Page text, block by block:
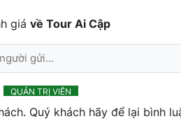
giá về Tour Ai Cập
QUẢN TRỊ VIÊN
Quý khách hãy để lại bình